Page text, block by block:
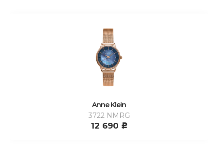
Anne Klein
3722 NMRG
12 690 c